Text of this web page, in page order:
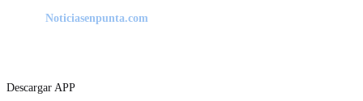
Noticiasenpunta.com
Descargar APP